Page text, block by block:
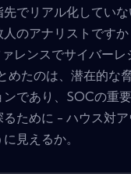
でリアル化してい
のアナリストですか
レンスでサイバーレ
めたのは、潜在的な
であり、SOCの重
ために - ハウス対
見えるか。